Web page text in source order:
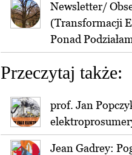
Newsletter/
(Transformacji
Ponad
Przeczytaj także:
prof. Jan
Jean Gadrey: